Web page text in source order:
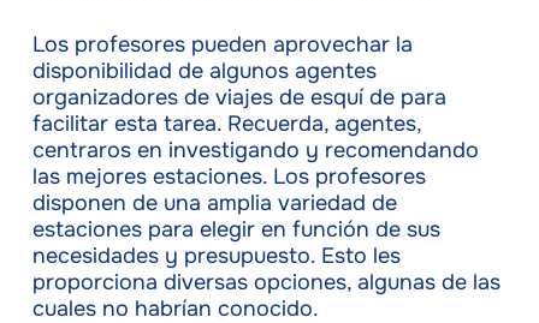
Los profesores pueden aprovechar la
disponibilidad de algunos agentes
organizadores de viajes de esquí de para
facilitar esta tarea. Recuerda, agentes,
centraros en investigando y recomendando
las mejores estaciones. Los profesores
disponen de una amplia variedad de
estaciones para elegir en función de sus
necesidades y presupuesto. Esto les
proporciona diversas opciones, algunas de las
cuales no habrían conocido.